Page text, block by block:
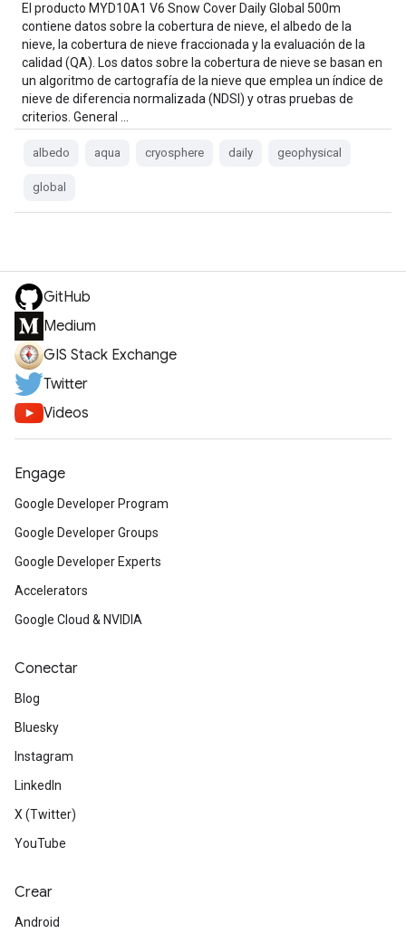
El producto MYD10A1 V6 Snow Cover Daily Global 500m
contiene datos sobre la cobertura de nieve, el albedo de la
nieve, la cobertura de nieve fraccionada y la evaluación de la
calidad (QA). Los datos sobre la cobertura de nieve se basan en
un algoritmo de cartografía de la nieve que emplea un índice de
nieve de diferencia normalizada (NDSI) y otras pruebas de
criterios. General …
albedo aqua cryosphere daily geophysical
global
GitHub
Medium
GIS Stack Exchange
Twitter
Videos
Engage
Google Developer Program
Google Developer Groups
Google Developer Experts
Accelerators
Google Cloud & NVIDIA
Conectar
Blog
Bluesky
Instagram
LinkedIn
X (Twitter)
YouTube
Crear
Android